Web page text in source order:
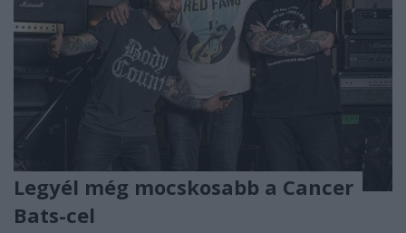
Legyél még mocskosabb a Cancer
Bats-cel